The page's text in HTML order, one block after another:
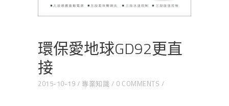
環保愛地球GD92更直
接
2015-10-19 專業知識 0 COMMENTS